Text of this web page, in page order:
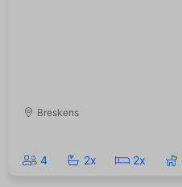
Breskens
4 2x 2x